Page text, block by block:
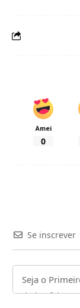
Amei
0
Se inscrever